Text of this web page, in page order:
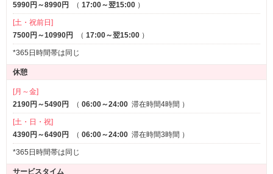
3名以上利用可 1名利用可
サービス
ルームサービス
5990円～8990円
（ 17:00～翌15:00 ）
[土・祝前日]
7500円～10990円
（ 17:00～翌15:00 ）
*365日時間帯は同じ
休憩
[月～金]
2190円～5490円
（ 06:00～24:00 滞在時間4時間 ）
[土・日・祝]
4390円～6490円
（ 06:00～24:00 滞在時間3時間 ）
*365日時間帯は同じ
サービスタイム